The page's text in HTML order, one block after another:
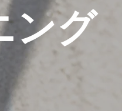
RESULTS
ング